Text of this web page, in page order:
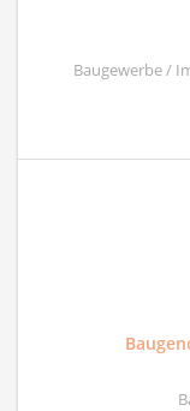
Baugewerbe /